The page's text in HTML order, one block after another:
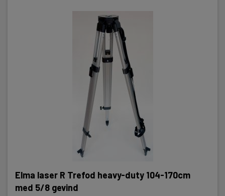
Elma laser R Trefod heavy-duty 104-170cm
med 5/8 gevind